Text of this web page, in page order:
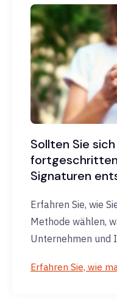
Sollten Sie
Signaturen
Erfahren Sie, wie
Methode wählen,
Unternehmen und
Erfahren Sie, wie